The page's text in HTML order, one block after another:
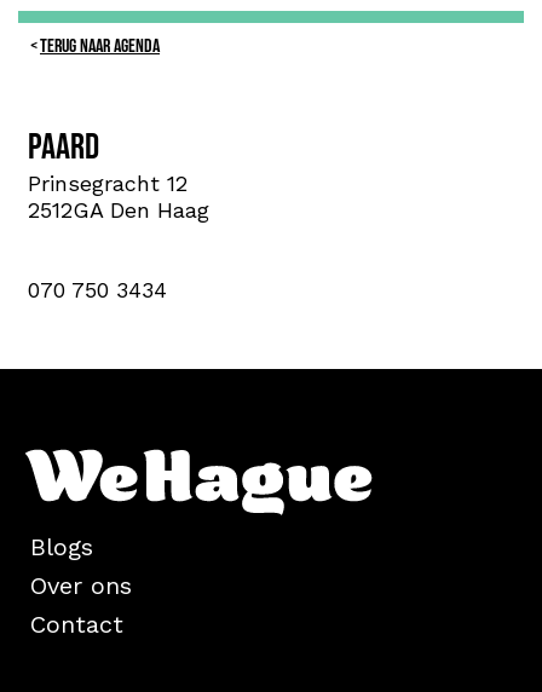
TERUG NAAR AGENDA
PAARD
Prinsegracht 12
2512GA Den Haag
070 750 3434
Blogs
Over ons
Contact